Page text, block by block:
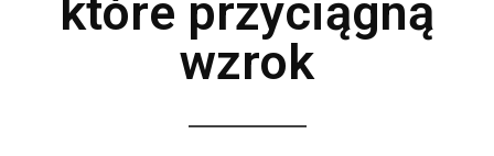
które przyciągną
wzrok